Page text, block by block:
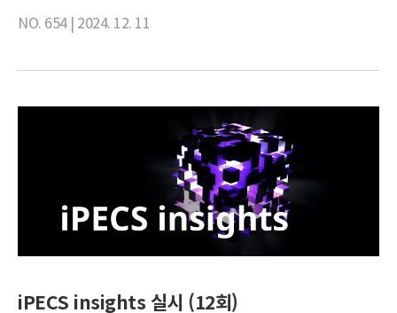
NO. 654 | 2024. 12. 11
iPECS insights 실시 (12회)